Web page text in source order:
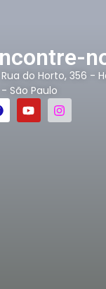
Rua do Horto, 356 -
- São Paulo